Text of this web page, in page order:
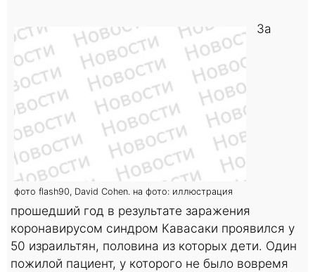
фото flash90, David Cohen. на фото: иллюстрация
За
прошедший год в результате заражения
коронавирусом синдром Кавасаки проявился у
50 израильтян, половина из которых дети. Один
пожилой пациент, у которого не было вовремя